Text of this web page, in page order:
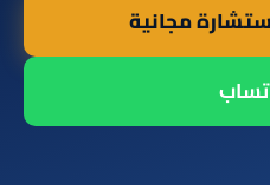
مجانية